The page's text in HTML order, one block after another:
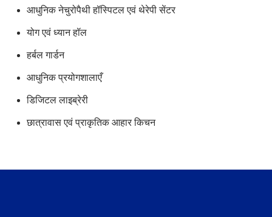
आधुनिक नेचुरोपैथी हॉस्पिटल एवं थेरेपी सेंटर
योग एवं ध्यान हॉल
हर्बल गार्डन
आधुनिक प्रयोगशालाएँ
डिजिटल लाइब्रेरी
छात्रावास एवं प्राकृतिक आहार किचन